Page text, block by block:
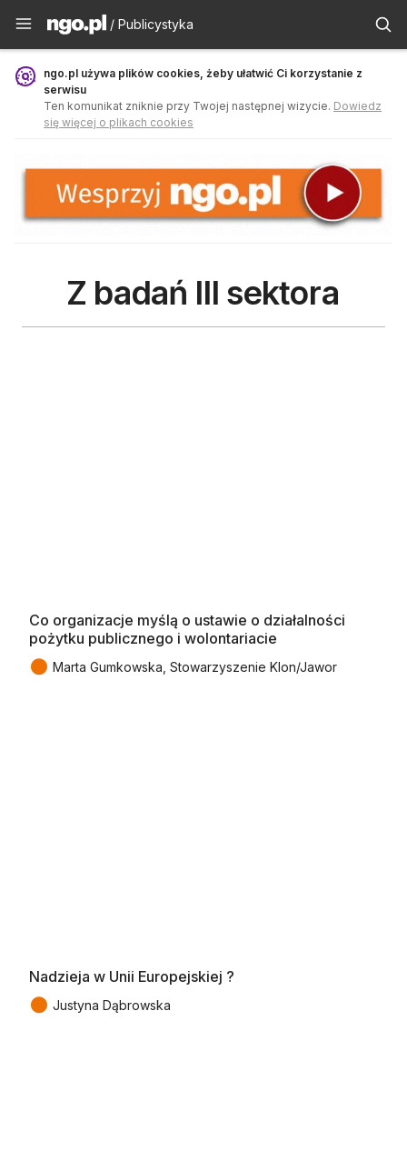
Publicystyka - ngo.pl
/ Publicystyka
ngo.pl używa plików cookies, żeby ułatwić Ci korzystanie z
serwisu
Ten komunikat zniknie przy Twojej następnej wizycie. Dowiedz
się więcej o plikach cookies
Z badań III sektora
Co organizacje myślą o ustawie o działalności
pożytku publicznego i wolontariacie
● Marta Gumkowska, Stowarzyszenie Klon/Jawor
Nadzieja w Unii Europejskiej ?
● Justyna Dąbrowska